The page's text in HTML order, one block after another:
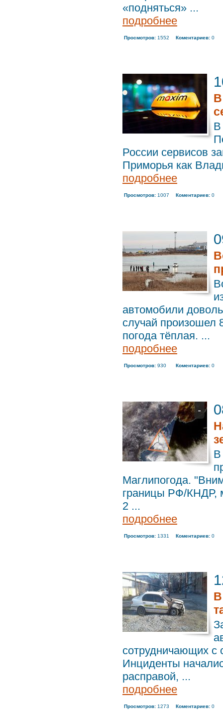
«подняться» ...
подробнее
Просмотров: 1552 Коментариев: 0
В
России сервисов
Приморья как
подробнее
Просмотров: 1007 Коментариев: 0
автомобили
случай произошел
погода тёплая. ...
подробнее
Просмотров: 930 Коментариев: 0
В
Маглипогода.
границы РФ/КНДР,
2 ...
подробнее
Просмотров: 1331 Коментариев: 0
сотрудничающих с
Инциденты
расправой, ...
подробнее
Просмотров: 1273 Коментариев: 0